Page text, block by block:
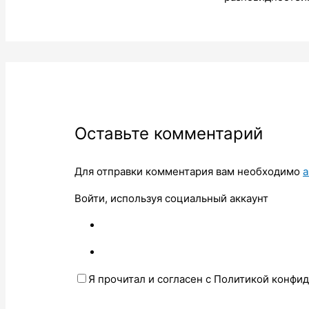
Оставьте комментарий
Для отправки комментария вам необходимо
Войти, используя социальный аккаунт
Я прочитал и согласен с Политикой